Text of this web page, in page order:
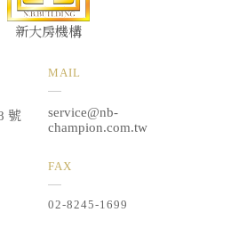
新大房機構
號
MAIL
service@nb-
champion.com.tw
FAX
02-8245-1699